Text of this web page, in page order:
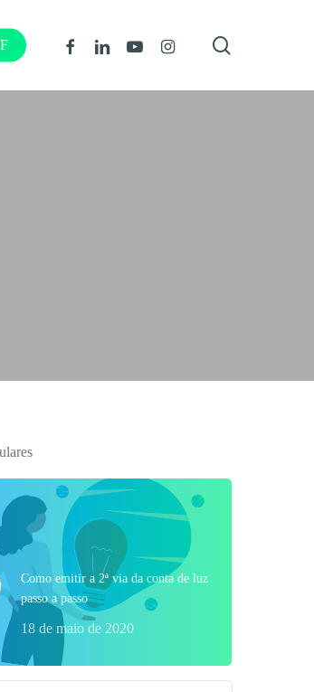
FacebookLinkedinYoutubeInstagram
Como emitir a 2ª via da conta de luz
passo a passo
18 de maio de 2020